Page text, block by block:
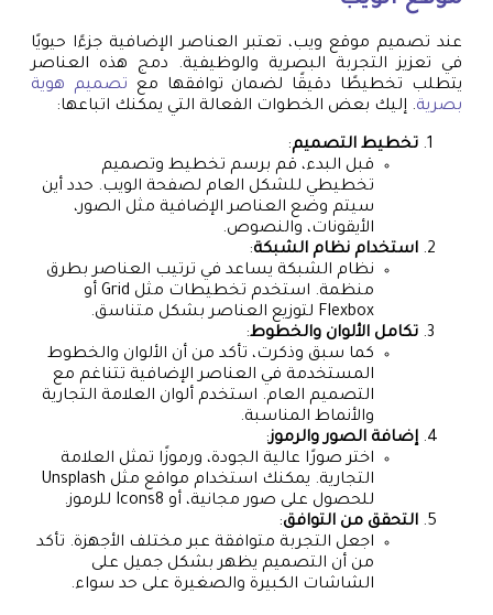
عند تصميم موقع ويب، تعتبر العناصر الإضافية جزءًا حيويًا
في تعزيز التجربة البصرية والوظيفية. دمج هذه العناصر
يتطلب تخطيطًا دقيقًا لضمان توافقها مع تصميم هوية
بصرية. إليك بعض الخطوات الفعالة التي يمكنك اتباعها:
تخطيط التصميم:
قبل البدء، قم برسم تخطيط وتصميم
تخطيطي للشكل العام لصفحة الويب. حدد أين
سيتم وضع العناصر الإضافية مثل الصور،
الأيقونات، والنصوص.
استخدام نظام الشبكة:
نظام الشبكة يساعد في ترتيب العناصر بطرق
منظمة. استخدم تخطيطات مثل Grid أو
Flexbox لتوزيع العناصر بشكل متناسق.
تكامل الألوان والخطوط:
كما سبق وذكرت، تأكد من أن الألوان والخطوط
المستخدمة في العناصر الإضافية تتناغم مع
التصميم العام. استخدم ألوان العلامة التجارية
والأنماط المناسبة.
إضافة الصور والرموز:
اختر صورًا عالية الجودة، ورموزًا تمثل العلامة
التجارية. يمكنك استخدام مواقع مثل Unsplash
للحصول على صور مجانية، أو Icons8 للرموز.
التحقق من التوافق:
اجعل التجربة متوافقة عبر مختلف الأجهزة. تأكد
من أن التصميم يظهر بشكل جميل على
الشاشات الكبيرة والصغيرة على حد سواء.